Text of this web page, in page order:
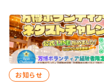
お知らせ